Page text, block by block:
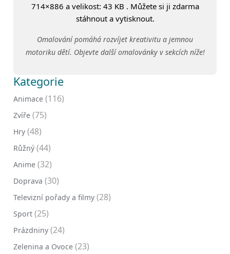
714×886 a velikost: 43 KB . Můžete si ji zdarma
stáhnout a vytisknout.
Omalování pomáhá rozvíjet kreativitu a jemnou
motoriku dětí. Objevte další omalovánky v sekcích níže!
Kategorie
Animace (116)
Zvíře (75)
Hry (48)
Růžný (44)
Anime (32)
Doprava (30)
Televizní pořady a filmy (28)
Sport (25)
Prázdniny (24)
Zelenina a Ovoce (23)